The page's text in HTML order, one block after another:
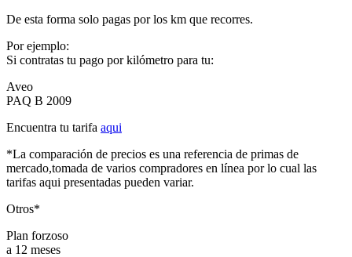
De esta forma solo pagas por los km que recorres.
Por ejemplo:
Si contratas tu pago por kilómetro para tu:
Aveo
PAQ B 2009
Encuentra tu tarifa aqui
*La comparación de precios es una referencia de primas de
mercado,tomada de varios compradores en línea por lo cual las
tarifas aqui presentadas pueden variar.
Otros*
Plan forzoso
a 12 meses